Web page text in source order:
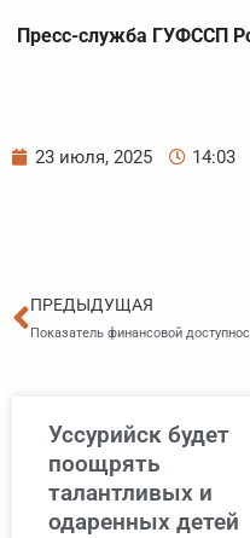
Пресс-служба ГУФССП
23 июля, 2025 14:03
Пред
ПРЕДЫДУЩАЯ
Показатель финансовой
Уссурийск будет
поощрять
талантливых и
одаренных детей